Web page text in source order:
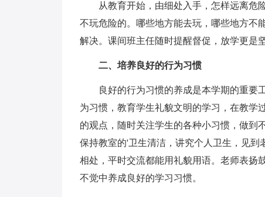
从教育开始，由细处入手，怎样远离危险
不玩危险的。哪些地方能去玩，哪些地方不
解决。课间班主任随时提醒督促，放学更是
二、培养良好的行为习惯
良好的行为习惯的养成是本学期的重要
为习惯，教育学生礼貌文明的学习，在教学
的观点，随时关注学生的各种小习惯，做到
保持教室的'卫生清洁，讲究个人卫生，见
相处，平时交流都能用礼貌用语。老师表扬
不觉中养成良好的学习习惯。